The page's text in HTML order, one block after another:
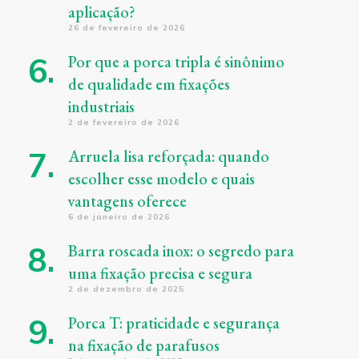
aplicação?
26 de fevereiro de 2026
Por que a porca tripla é sinônimo
de qualidade em fixações
industriais
2 de fevereiro de 2026
Arruela lisa reforçada: quando
escolher esse modelo e quais
vantagens oferece
6 de janeiro de 2026
Barra roscada inox: o segredo para
uma fixação precisa e segura
2 de dezembro de 2025
Porca T: praticidade e segurança
na fixação de parafusos